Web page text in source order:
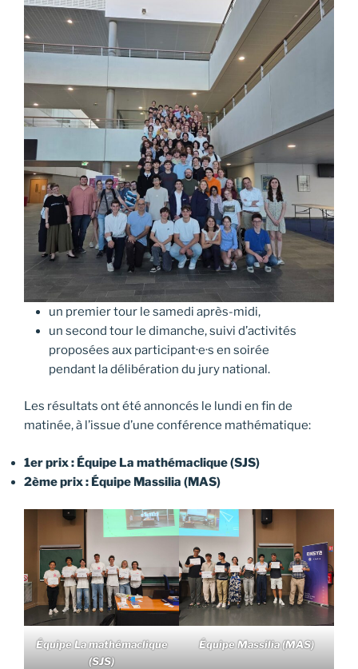
un premier tour le samedi après-midi,
un second tour le dimanche, suivi d’activités
proposées aux participant·e·s en soirée
pendant la délibération du jury national.
Les résultats ont été annoncés le lundi en fin de
matinée, à l’issue d’une conférence mathématique:
1er prix : Équipe La mathémaclique (SJS)
2ème prix : Équipe Massilia (MAS)
Équipe La mathémaclique
(SJS)
Équipe Massilia (MAS)